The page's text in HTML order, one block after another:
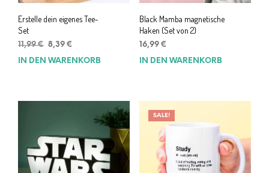
Erstelle dein eigenes Tee-
Set
11,99€ Ursprünglicher
8,39 €
IN DEN WARENKORB
Black Mamba magnetische
Haken (Set von 2)
16,99 €
IN DEN WARENKORB
SALE!